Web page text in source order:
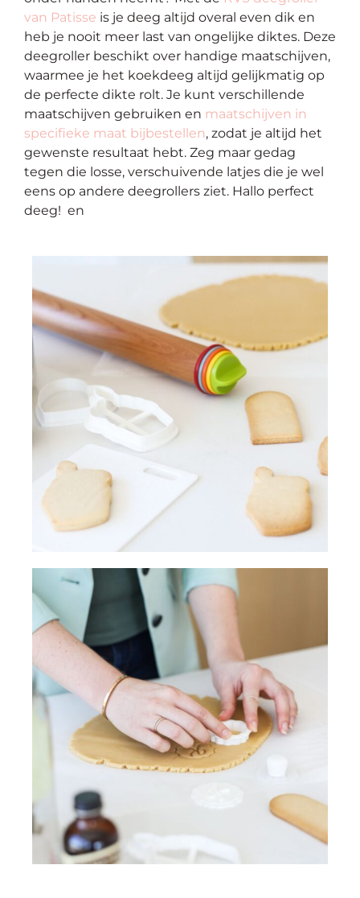
van Patisse is je deeg altijd overal even dik en
heb je nooit meer last van ongelijke diktes. Deze
deegroller beschikt over handige maatschijven,
waarmee je het koekdeeg altijd gelijkmatig op
de perfecte dikte rolt. Je kunt verschillende
maatschijven gebruiken en maatschijven in
specifieke maat bijbestellen, zodat je altijd het
gewenste resultaat hebt. Zeg maar gedag
tegen die losse, verschuivende latjes die je wel
eens op andere deegrollers ziet. Hallo perfect
deeg! en